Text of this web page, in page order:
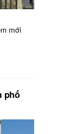
mới
phố